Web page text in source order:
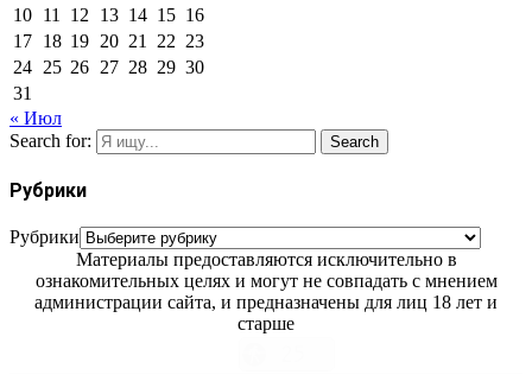
10 11 12 13 14 15 16
17 18 19 20 21 22 23
24 25 26 27 28 29 30
31
« Июл
Search for:
Search
Рубрики
Рубрики
Материалы предоставляются исключительно в
ознакомительных целях и могут не совпадать с мнением
администрации сайта, и предназначены для лиц 18 лет и
старше